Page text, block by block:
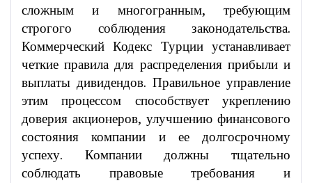
сложным и многогранным, требующим
строгого соблюдения законодательства.
Коммерческий Кодекс Турции устанавливает
четкие правила для распределения прибыли и
выплаты дивидендов. Правильное управление
этим процессом способствует укреплению
доверия акционеров, улучшению финансового
состояния компании и ее долгосрочному
успеху. Компании должны тщательно
соблюдать правовые требования и